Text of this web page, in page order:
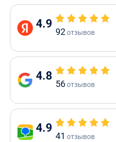
4.9
92отзывов
4.8
56отзывов
4.9
41 отзывов